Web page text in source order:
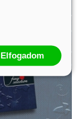
Elfogadom